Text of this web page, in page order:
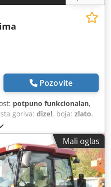
Pozovite
potpuno funkcionalan,
goriva: dizel, boja: zlato,
izgradnje:
sustav za
uređaj, Mali oglas